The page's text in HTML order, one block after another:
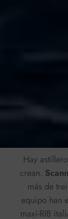
Hay
crean.
más de
equipo han
maxi-RIB